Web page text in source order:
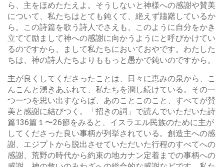
ら、主をほめたたえよ。そうしないと神様への感謝や賛美
について、私たちはとても鈍くて、絶えず躊躇しているか
ら。この詩篇を歌う詩人でさえも、このように自分をかき
立てて励まして神への感謝に向かうようにと呼びかけてい
るのですから、まして私たちにおいておやです。わたした
ちは、神の詩人たちよりももっと愚かで鈍いのですから。
主が良くしてくださったことは、日々に恵みの泉から、こ
んこんと湧きあふれて、私たちを潤し続けている。その一
つ一つを思い出すならば、あのことこのこと、すべてが賛
美と感謝に結びつく。「招きの詞」で読んでいただいた詩
篇136篇１〜26節をみると、イスラエル民族のために主が
してくださった良い事柄が列挙されている。創造主への感
謝、エジプトから脱出させていただいた行程のすべてへの
感謝、荒野の時代から約束の地カナン定着までの事柄への